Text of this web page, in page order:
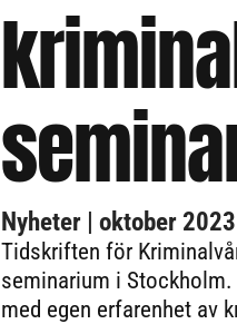
Nyheter| oktober 2023
Tidskriften för
seminarium i
med egen erfarenhet av